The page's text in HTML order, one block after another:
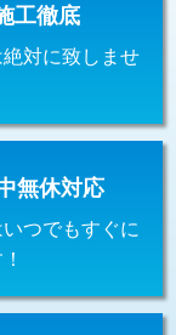
円+材料費
円+材料費
円+材料費
工徹底
対に致しませ
無休対応
つでもすぐに